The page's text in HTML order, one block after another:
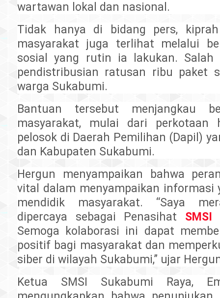
wartawan lokal dan nasional.
Tidak hanya di bidang pers,
masyarakat juga terlihat melalui
sosial yang rutin ia lakukan. Salah
pendistribusian ratusan ribu paket
warga Sukabumi.
Bantuan tersebut menjangkau
masyarakat, mulai dari perkotaan
pelosok di Daerah Pemilihan (Dapil)
dan Kabupaten Sukabumi.
Hergun menyampaikan bahwa
vital dalam menyampaikan informasi
mendidik masyarakat. “Saya
dipercaya sebagai Penasihat SMSI
Semoga kolaborasi ini dapat
positif bagi masyarakat dan
siber di wilayah Sukabumi,” ujar
Ketua SMSI Sukabumi Raya,